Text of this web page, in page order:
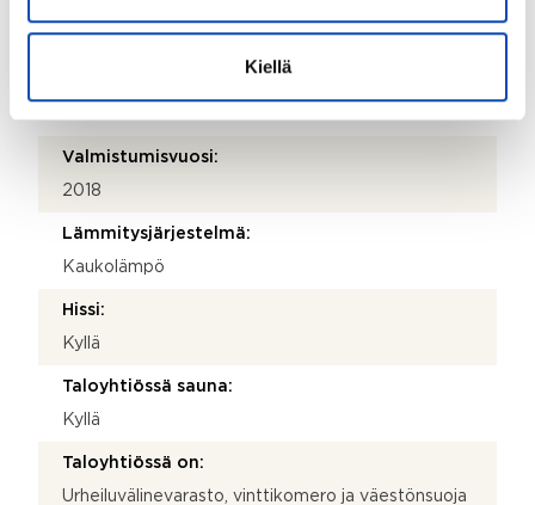
Kiellä
Turku
Valmistumisvuosi:
2018
Lämmitysjärjestelmä:
Kaukolämpö
Hissi:
Kyllä
Taloyhtiössä sauna:
Kyllä
Taloyhtiössä on:
Urheiluvälinevarasto, vinttikomero ja väestönsuoja